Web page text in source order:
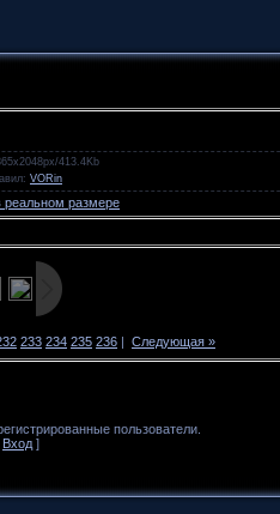
413.4Kb
: VORin
размере
233 234 235 236 | Следующая »
пользователи.
Вход ]